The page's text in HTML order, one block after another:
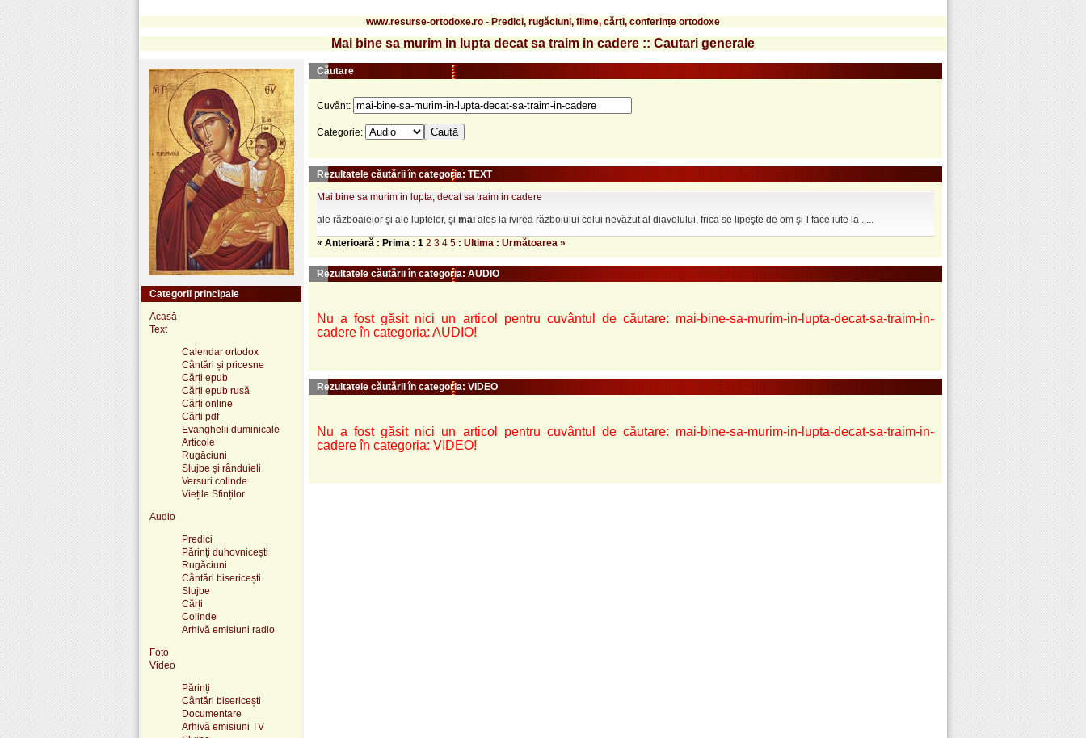
www.resurse-ortodoxe.ro - Predici, rugăciuni, filme, cărți, conferințe ortodoxe
Mai bine sa murim in lupta decat sa traim in cadere :: Cautari generale
Categorii principale
Acasă
Text
Calendar ortodox
Cântări și pricesne
Cărți epub
Cărți epub rusă
Cărți online
Cărți pdf
Evanghelii duminicale
Articole
Rugăciuni
Slujbe și rânduieli
Versuri colinde
Viețile Sfinților
Audio
Predici
Părinți duhovnicești
Rugăciuni
Cântări bisericești
Slujbe
Cărți
Colinde
Arhivă emisiuni radio
Foto
Video
Părinți
Cântări bisericești
Documentare
Arhivă emisiuni TV
Căutare
Cuvânt:
Categorie:
Rezultatele căutării în categoria: TEXT
Mai bine sa murim in lupta, decat sa traim in cadere
ale războaielor şi ale luptelor, şi mai ales la ivirea războiului celui nevăzut al diavolului, frica se lipeşte de om şi-l face iute la .....
« Anterioară : Prima : 1 2 3 4 5 : Ultima : Următoarea »
Rezultatele căutării în categoria: AUDIO
Nu a fost găsit nici un articol pentru cuvântul de căutare: mai-bine-sa-murim-in-lupta-decat-sa-traim-in-
cadere în categoria: AUDIO!
Rezultatele căutării în categoria: VIDEO
Nu a fost găsit nici un articol pentru cuvântul de căutare: mai-bine-sa-murim-in-lupta-decat-sa-traim-in-
cadere în categoria: VIDEO!